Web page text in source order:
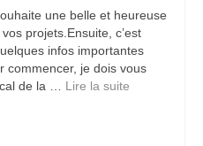
une belle et heureuse
projets.Ensuite, c’est
infos importantes
commencer, je dois vous
de la … Lire la suite­­